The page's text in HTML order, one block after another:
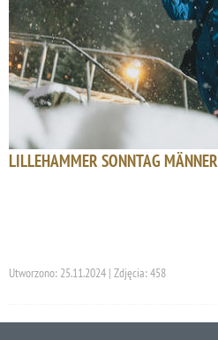
LILLEHAMMER SONNTAG MÄNNER
Utworzono: 25.11.2024 | Zdjęcia: 458